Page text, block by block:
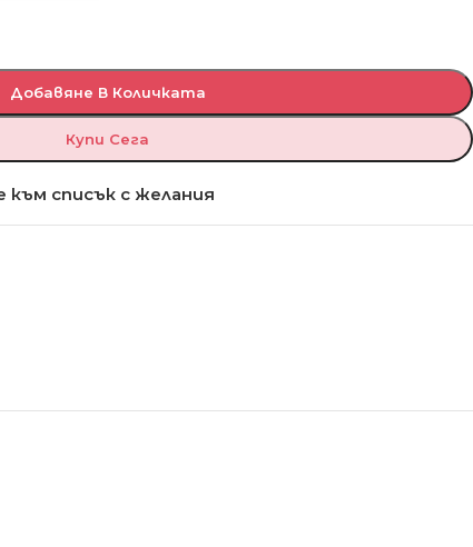
Добавяне В Количката
Купи Сега
към списък с желания